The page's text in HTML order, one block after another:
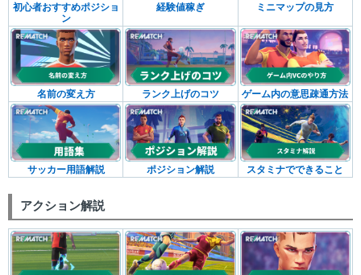
初心者おすすめポジショ
ン
経験値稼ぎ ミニマップの見方
名前の変え方 ランク上げのコツ ゲーム内の意思疎通方法
サッカー用語解説 ポジション解説 スタミナでできること
アクション解説